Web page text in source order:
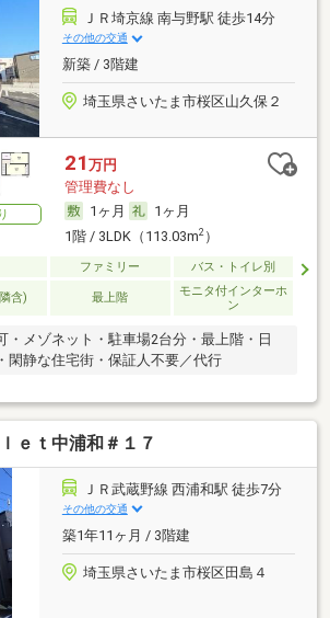
ＪＲ埼京線 南与野駅 徒歩14分
その他の交通
新築 / 3階建
埼玉県さいたま市桜区山久保２
21 万円
管理費なし
1ヶ月
1ヶ月
1階 / 3LDK（113.03m2）
ファミリー バス・トイレ別
含) 最上階
モニタ付インターホ
ン
・メゾネット・駐車場2台分・最上階・日
閑静な住宅街・保証人不要／代行
ｅｔ中浦和＃１７
ＪＲ武蔵野線 西浦和駅 徒歩7分
その他の交通
築1年11ヶ月 / 3階建
埼玉県さいたま市桜区田島４